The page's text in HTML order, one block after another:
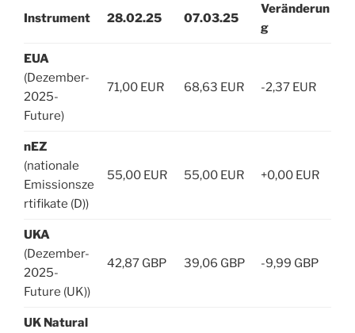
Instrument 28.02.25 07.03.25
Veränderun
g
EUA
(Dezember-
2025-
Future)
71,00 EUR 68,63 EUR -2,37 EUR
nEZ
(nationale
Emissionsze
rtifikate (D))
55,00 EUR 55,00 EUR +0,00 EUR
UKA
(Dezember-
2025-
Future (UK))
42,87 GBP 39,06 GBP -9,99 GBP
UK Natural